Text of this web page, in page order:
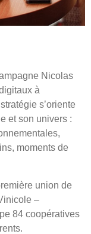
Nicolas
à
s’oriente
et son univers :
moments de
union de
–
84 coopératives